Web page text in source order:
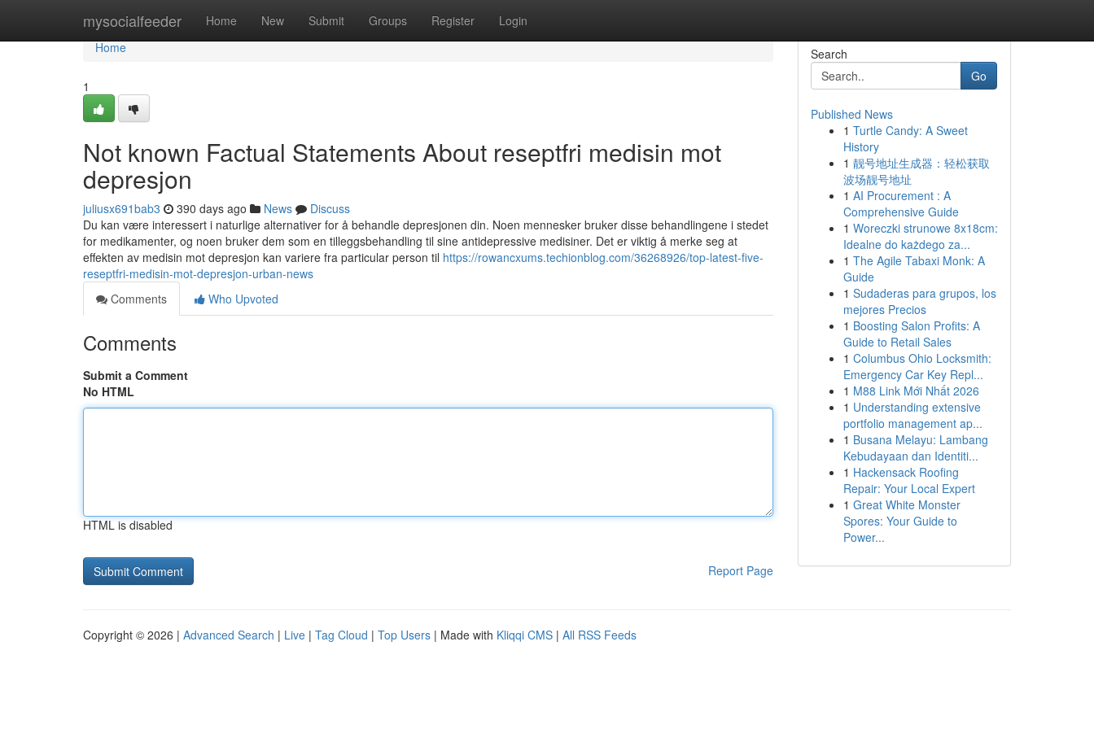
mysocialfeeder Home New Submit Groups Register Login
Home
Home
1
Not known Factual Statements About reseptfri medisin mot
depresjon
juliusx691bab3 390 days ago News
Discuss
Du kan være interessert i naturlige alternativer for å behandle depresjonen din. Noen mennesker bruker disse behandlingene i stedet
for medikamenter, og noen bruker dem som en tilleggsbehandling til sine antidepressive medisiner. Det er viktig å merke seg at
effekten av medisin mot depresjon kan variere fra particular person til https://rowancxums.techionblog.com/36268926/top-latest-five-
reseptfri-medisin-mot-depresjon-urban-news
Comments
Who Upvoted
Comments
Submit a Comment
No HTML
HTML is disabled
Report Page
Search
Go
Published News
1 Turtle Candy: A Sweet
History
1 靓号地址生成器：轻松获取
波场靓号地址
1 AI Procurement : A
Comprehensive Guide
1 Woreczki strunowe 8x18cm:
Idealne do każdego za...
1 The Agile Tabaxi Monk: A
Guide
1 Sudaderas para grupos, los
mejores Precios
1 Boosting Salon Profits: A
Guide to Retail Sales
1 Columbus Ohio Locksmith:
Emergency Car Key Repl...
1 M88 Link Mới Nhất 2026
1 Understanding extensive
portfolio management ap...
1 Busana Melayu: Lambang
Kebudayaan dan Identiti...
1 Hackensack Roofing
Repair: Your Local Expert
1 Great White Monster
Spores: Your Guide to
Power...
Copyright © 2026 | Advanced Search | Live | Tag Cloud | Top Users | Made with Kliqqi CMS | All RSS Feeds